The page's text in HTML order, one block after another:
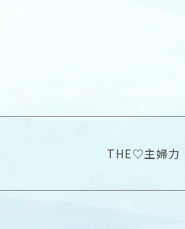
THE♡主婦力